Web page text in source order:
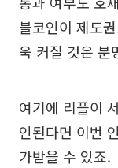
블코인이 제도
욱 커질 것은 분
여기에 리플이
인된다면 이번
가받을 수 있죠.